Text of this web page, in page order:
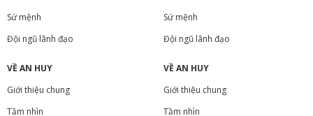
Sứ mệnh
Đội ngũ lãnh đạo
Sứ mệnh
Đội ngũ lãnh đạo
VỀ AN HUY
Giới thiệu chung
Tầm nhìn
VỀ AN HUY
Giới thiệu chung
Tầm nhìn